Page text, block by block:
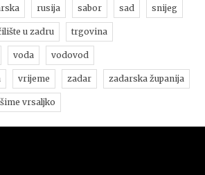
rusija sabor sad snijeg
u zadru trgovina
voda vodovod
vrijeme zadar zadarska županija
šime vrsaljko